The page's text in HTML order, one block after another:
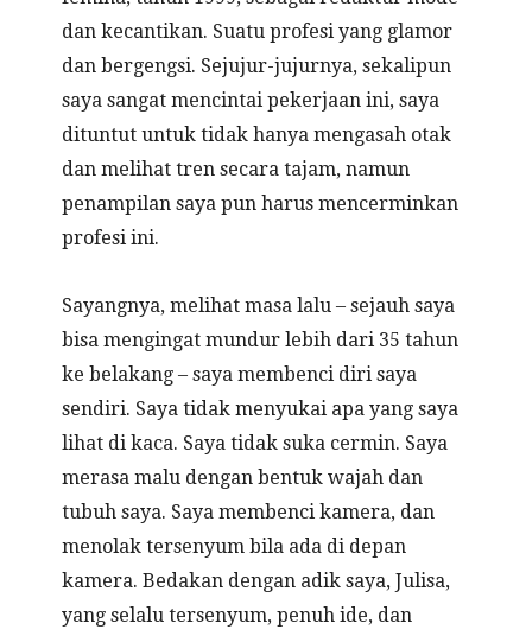
dan kecantikan. Suatu profesi yang glamor
dan bergengsi. Sejujur-jujurnya, sekalipun
saya sangat mencintai pekerjaan ini, saya
dituntut untuk tidak hanya mengasah otak
dan melihat tren secara tajam, namun
penampilan saya pun harus mencerminkan
profesi ini.
Sayangnya, melihat masa lalu – sejauh saya
bisa mengingat mundur lebih dari 35 tahun
ke belakang – saya membenci diri saya
sendiri. Saya tidak menyukai apa yang saya
lihat di kaca. Saya tidak suka cermin. Saya
merasa malu dengan bentuk wajah dan
tubuh saya. Saya membenci kamera, dan
menolak tersenyum bila ada di depan
kamera. Bedakan dengan adik saya, Julisa,
yang selalu tersenyum, penuh ide, dan